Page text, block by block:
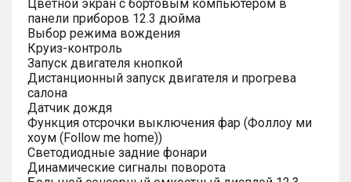
Цветной экран с бортовым компьютером в
панели приборов 12.3 дюйма
Выбор режима вождения
Круиз-контроль
Запуск двигателя кнопкой
Дистанционный запуск двигателя и прогрева
салона
Датчик дождя
Функция отсрочки выключения фар (Фоллоу ми
хоум (Follow me home))
Светодиодные задние фонари
Динамические сигналы поворота